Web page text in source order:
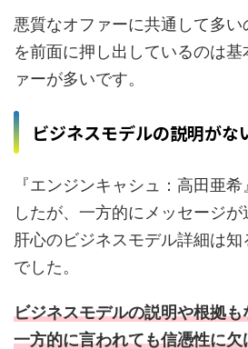
悪質なオファーに共通して多
を前面に押し出しているのは
ァーが多いです。
ビジネスモデルの説明がな
『エンジンキャシュ：高田亜
したが、一方的にメッセージ
肝心のビジネスモデル詳細は
でした。
ビジネスモデルの説明や根拠
一方的に言われても信憑性に欠